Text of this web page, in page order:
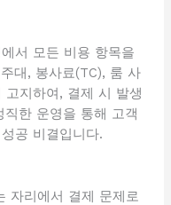
서 모든 비용 항목을
대, 봉사료(TC), 룸 사
지하여, 결제 시 발생
한 운영을 통해 고객
공 비결입니다.
자리에서 결제 문제로